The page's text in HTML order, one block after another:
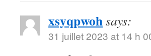
xsyqpwohsays:
31 juillet 2023 at 14 h